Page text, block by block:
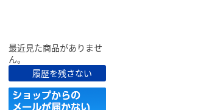
最近見た商品がありませ
ん。
履歴を残さない